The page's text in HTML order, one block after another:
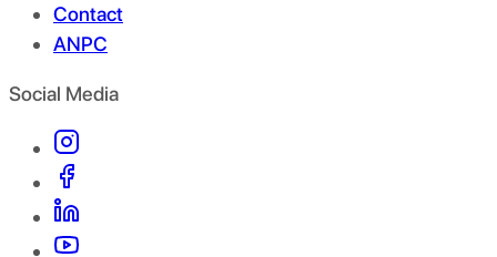
Contact
ANPC
Social Media